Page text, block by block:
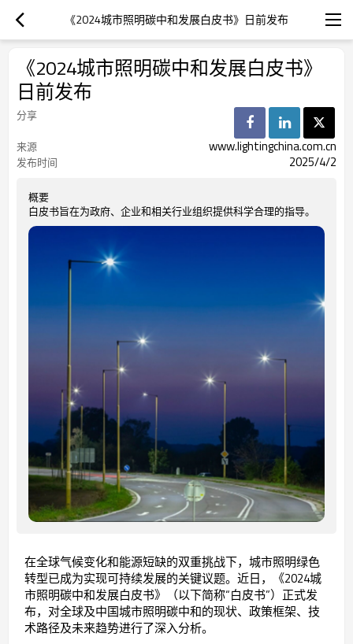
《2024城市照明碳中和发展白皮书》日前发布
《2024城市照明碳中和发展白皮书》
日前发布
分享
来源
www.lightingchina.com.cn
发布时间 2025/4/2
概要
白皮书旨在为政府、企业和相关行业组织提供科学合理的指导。
在全球气候变化和能源短缺的双重挑战下，城市照明绿色
转型已成为实现可持续发展的关键议题。近日，《2024城
市照明碳中和发展白皮书》（以下简称“白皮书”）正式发
布，对全球及中国城市照明碳中和的现状、政策框架、技
术路径及未来趋势进行了深入分析。